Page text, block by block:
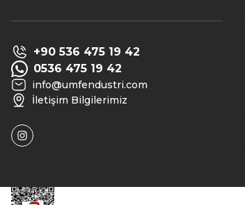
+90 536 475 19 42
0536 475 19 42
info@umfendustri.com
İletişim Bilgilerimiz